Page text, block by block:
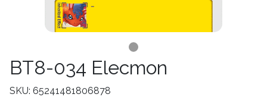
BT8-034 Elecmon
SKU: 65241481806878